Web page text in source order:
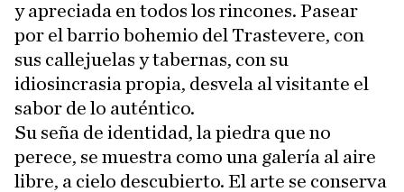
y apreciada en todos los rincones. Pasear
por el barrio bohemio del Trastevere, con
sus callejuelas y tabernas, con su
idiosincrasia propia, desvela al visitante el
sabor de lo auténtico.
Su seña de identidad, la piedra que no
perece, se muestra como una galería al aire
libre, a cielo descubierto. El arte se conserva